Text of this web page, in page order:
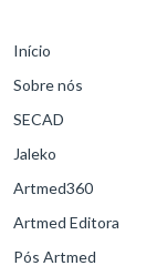
Início
Sobre nós
SECAD
Jaleko
Artmed360
Artmed Editora
Pós Artmed